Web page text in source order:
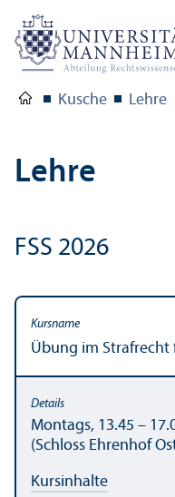
Kusche Lehre
Lehre
FSS 2026
Übung im Strafrecht
Montags, 13.45 –
(Schloss Ehrenhof
Kursinhalte